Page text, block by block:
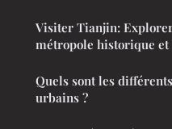
Visiter Tianjin:
métropole historique et
Quels sont les
urbains ?